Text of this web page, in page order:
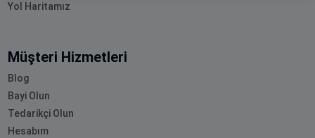
Yol Haritamız
Müşteri Hizmetleri
Blog
Bayi Olun
Tedarikçi Olun
Hesabım